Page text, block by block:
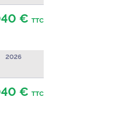
€ TTC
2026
€ TTC